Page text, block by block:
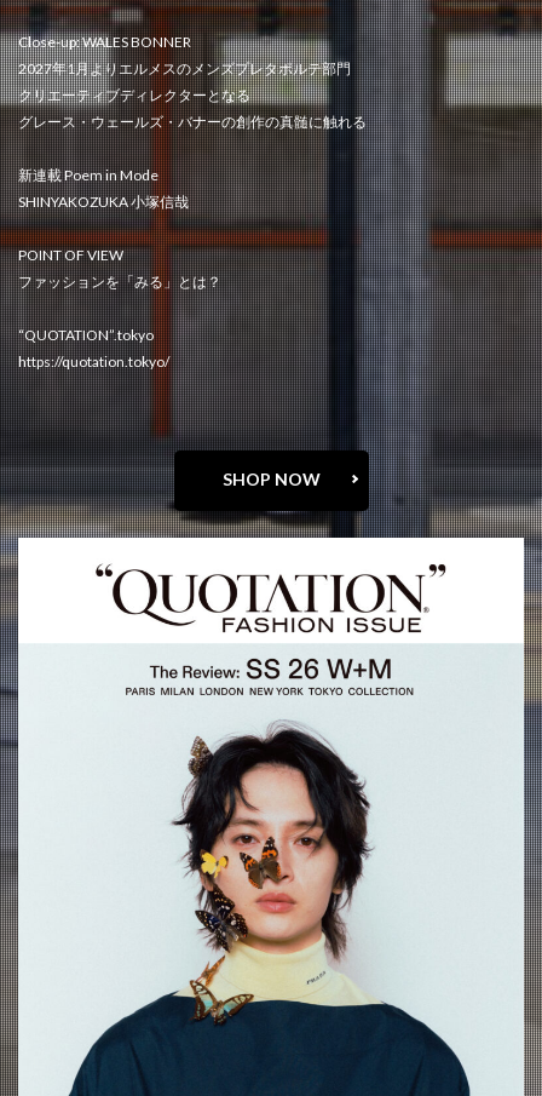
Close-up: WALES BONNER
2027年1月よりエルメスのメンズプレタポルテ部門
クリエーティブディレクターとなる
グレース・ウェールズ・バナーの創作の真髄に触れる
新連載 Poem in Mode
SHINYAKOZUKA 小塚信哉
POINT OF VIEW
ファッションを「みる」とは？
“QUOTATION”.tokyo
https://quotation.tokyo/
SHOP NOW